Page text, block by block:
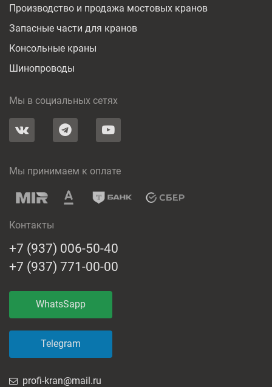
Производство и продажа мостовых кранов
Запасные части для кранов
Консольные краны
Шинопроводы
Мы в социальных сетях
Мы принимаем к оплате
Контакты
+7 (937) 006-50-40
+7 (937) 771-00-00
WhatsSapp
Telegram
profi-kran@mail.ru